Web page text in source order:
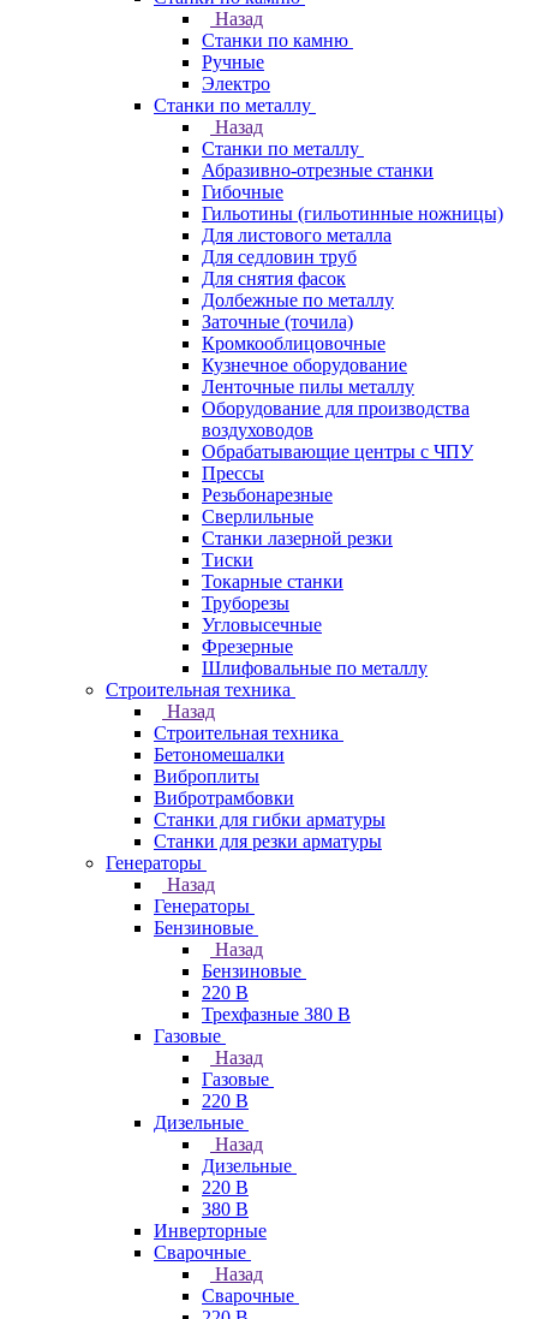
Назад
Станки по камню
Ручные
Электро
Станки по металлу
Назад
Станки по металлу
Абразивно-отрезные станки
Гибочные
Гильотины (гильотинные ножницы)
Для листового металла
Для седловин труб
Для снятия фасок
Долбежные по металлу
Заточные (точила)
Кромкооблицовочные
Кузнечное оборудование
Ленточные пилы металлу
Оборудование для производства
воздуховодов
Обрабатывающие центры с ЧПУ
Прессы
Резьбонарезные
Сверлильные
Станки лазерной резки
Тиски
Токарные станки
Труборезы
Угловысечные
Фрезерные
Шлифовальные по металлу
Строительная техника
Назад
Строительная техника
Бетономешалки
Виброплиты
Вибротрамбовки
Станки для гибки арматуры
Станки для резки арматуры
Генераторы
Назад
Генераторы
Бензиновые
Назад
Бензиновые
220 В
Трехфазные 380 В
Газовые
Назад
Газовые
220 В
Дизельные
Назад
Дизельные
220 В
380 В
Инверторные
Сварочные
Назад
Сварочные